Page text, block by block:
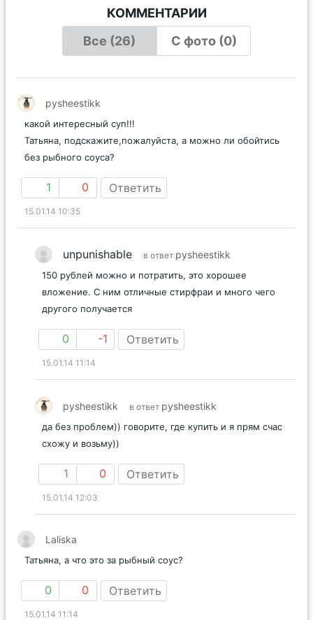
КОММЕНТАРИИ
Все (26)
С фото (0)
pysheestikk
какой интересный суп!!!
Татьяна, подскажите,пожалуйста, а можно ли обойтись
без рыбного соуса?
1 0 Ответить
15.01.14 10:35
unpunishable в ответ pysheestikk
150 рублей можно и потратить, это хорошее
вложение. С ним отличные стирфраи и много чего
другого получается
0 -1 Ответить
15.01.14 11:14
pysheestikk в ответ pysheestikk
да без проблем)) говорите, где купить и я прям счас
схожу и возьму))
1 0 Ответить
15.01.14 12:03
Laliska
Татьяна, а что это за рыбный соус?
0 0 Ответить
15.01.14 11:14